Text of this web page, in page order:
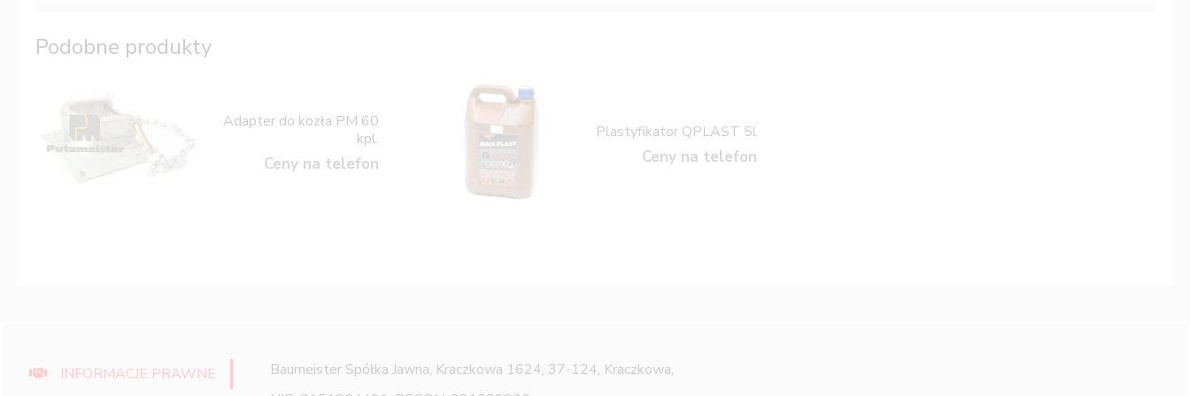
Podobne produkty
Adapter do kozła PM 60
kpl.
Ceny na telefon
Plastyfikator QPLAST 5l
Ceny na telefon
INFORMACJE PRAWNE
Baumeister Spółka Jawna, Kraczkowa 1624, 37-124, Kraczkowa,